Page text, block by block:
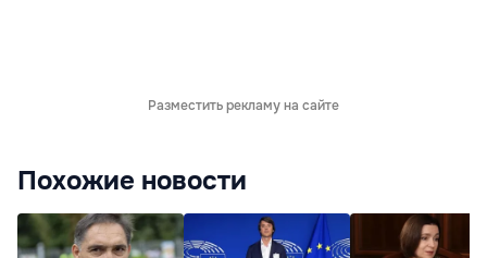
Разместить рекламу на сайте
Похожие новости